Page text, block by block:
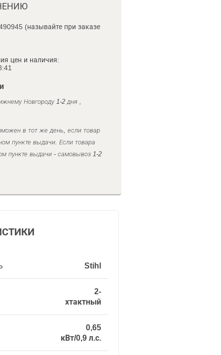
(называйте при заказе
цен и наличия:
Новгороду 1-2 дня ,
в тот же день, если товар
пункте выдачи. Если товара
пункте выдачи - самовывоз 1-2
Stihl
2-
хтактный
0,65
кВт/0,9 л.с.